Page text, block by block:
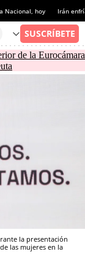
Nacional, hoy Irán
de la Eurocámara
la presentación
las mujeres en la